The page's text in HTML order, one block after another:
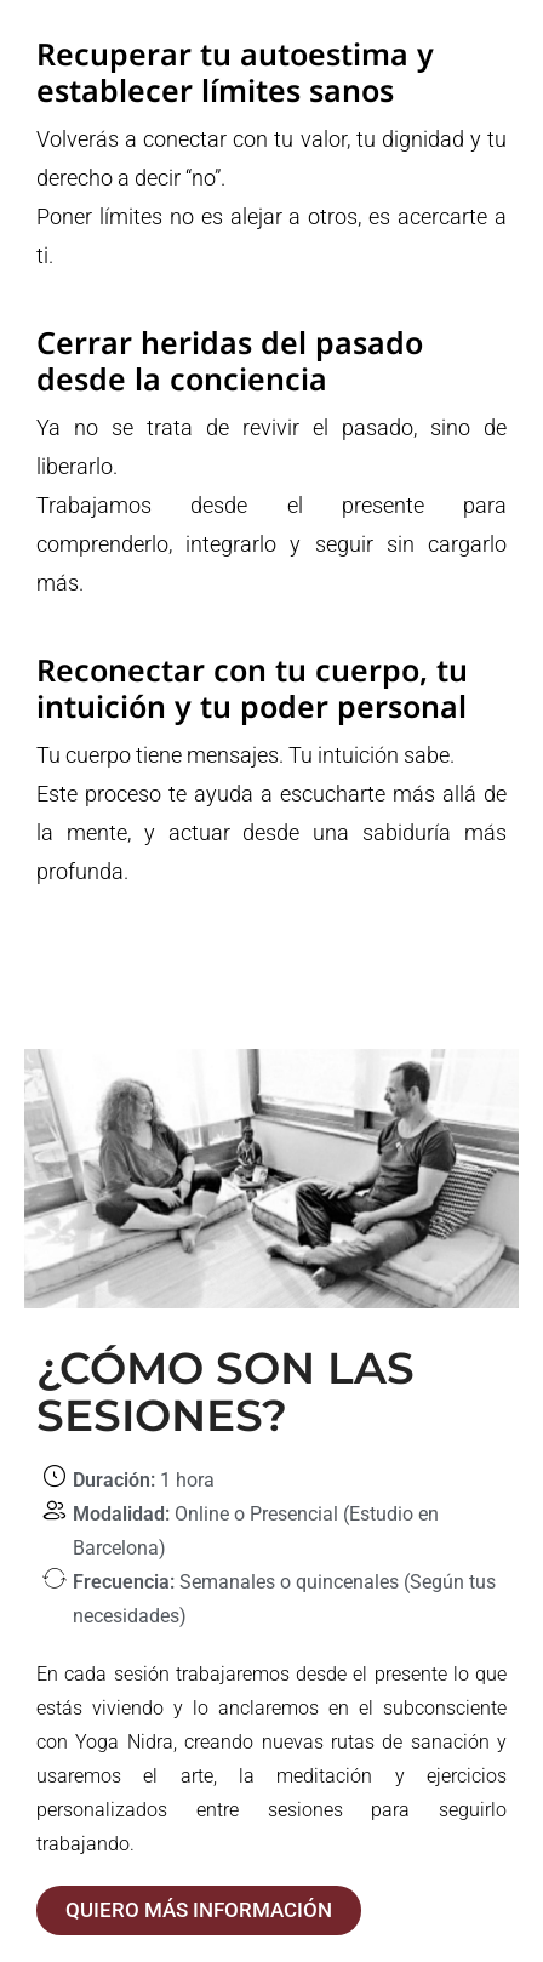
Recuperar tu autoestima y
establecer límites sanos
Volverás a conectar con tu valor, tu dignidad y tu
derecho a decir “no”.
Poner límites no es alejar a otros, es acercarte a
ti.
Cerrar heridas del pasado
desde la conciencia
Ya no se trata de revivir el pasado, sino de
liberarlo.
Trabajamos desde el presente para
comprenderlo, integrarlo y seguir sin cargarlo
más.
Reconectar con tu cuerpo, tu
intuición y tu poder personal
Tu cuerpo tiene mensajes. Tu intuición sabe.
Este proceso te ayuda a escucharte más allá de
la mente, y actuar desde una sabiduría más
profunda.
¿CÓMO SON LAS
SESIONES?
Duración: 1 hora
Modalidad: Online o Presencial (Estudio en
Barcelona)
Frecuencia: Semanales o quincenales (Según tus
necesidades)
En cada sesión trabajaremos desde el presente lo que
estás viviendo y lo anclaremos en el subconsciente
con Yoga Nidra, creando nuevas rutas de sanación y
usaremos el arte, la meditación y ejercicios
personalizados entre sesiones para seguirlo
trabajando.
QUIERO MÁS INFORMACIÓN